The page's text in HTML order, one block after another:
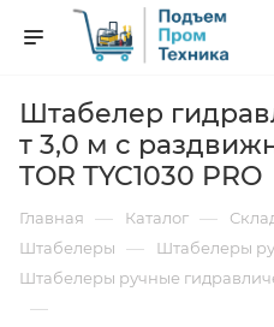
Штабелер
т 3,0 м с
TOR TYC1030 PRO
Главная — Каталог —
Штабелеры — Штабелеры
Штабелеры ручные
—